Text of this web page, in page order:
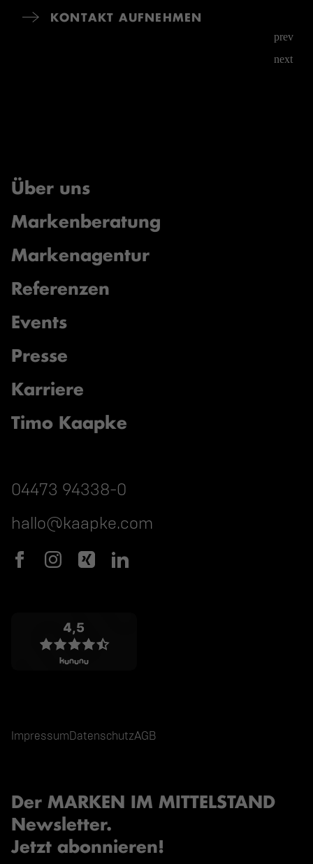
KONTAKT AUFNEHMEN
prev
next
Über uns
Markenberatung
Markenagentur
Referenzen
Events
Presse
Karriere
Timo Kaapke
04473 94338-0
hallo@kaapke.com
ImpressumDatenschutzAGB
Der MARKEN IM MITTELSTAND
Newsletter.
Jetzt abonnieren!